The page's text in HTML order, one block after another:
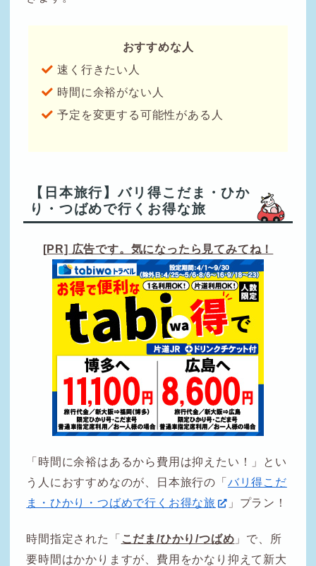
おすすめな人
速く行きたい人
時間に余裕がない人
予定を変更する可能性がある人
【日本旅行】バリ得こだま・ひか
り・つばめで行くお得な旅
[PR] 広告です。気になったら見てみてね！
「時間に余裕はあるから費用は抑えたい！」とい
う人におすすめなのが、日本旅行の「 バリ得こだ
ま・ひかり・つばめで行くお得な旅
」プラン！
時間指定された「 こだま/ひかり/つばめ 」で、所
要時間はかかりますが、費用をかなり抑えて新大